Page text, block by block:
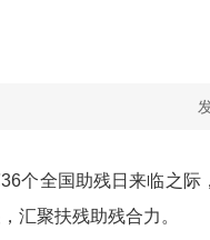
个全国助残日来临之际
汇聚扶残助残合力。